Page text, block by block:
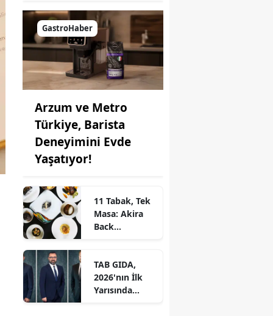
GastroHaber
Arzum ve Metro
Türkiye, Barista
Deneyimini Evde
Yaşatıyor!
11 Tabak, Tek
Masa: Akira
Back
Chef’s Table
TAB GIDA,
2026'nın İlk
Yarısında